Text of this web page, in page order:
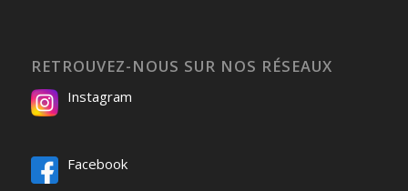
RETROUVEZ-NOUS SUR NOS RÉSEAUX
Instagram
Facebook